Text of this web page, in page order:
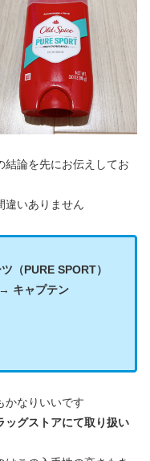
結論を先にお伝えしてお
違いありません
（PURE SPORT）
キャプテン
かなりいいです
ッグストアにて取り扱い